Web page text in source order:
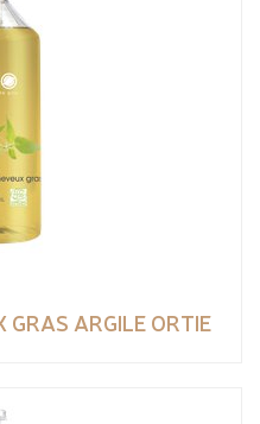
GRAS ARGILE ORTIE